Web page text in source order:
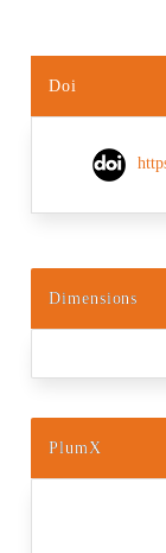
Doi
Dimensions
PlumX